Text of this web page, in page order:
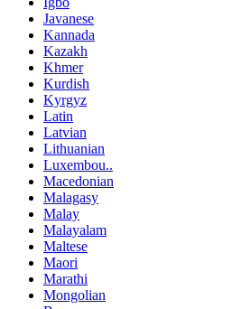
Javanese
Kannada
Kazakh
Khmer
Kurdish
Kyrgyz
Latin
Latvian
Lithuanian
Luxembou..
Macedonian
Malagasy
Malay
Malayalam
Maltese
Maori
Marathi
Mongolian